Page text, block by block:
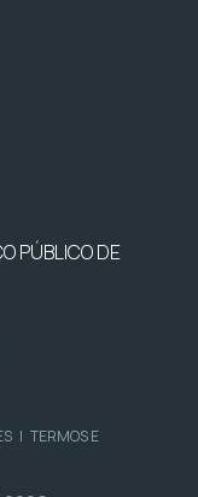
PÚBLICO DE
| TERMOS E